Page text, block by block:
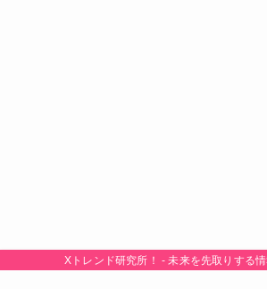
Xトレンド研究所！ - 未来を先取りする